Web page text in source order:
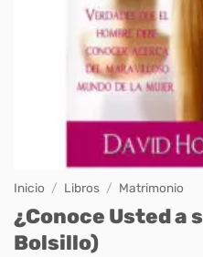
Inicio / Libros / Matrimonio
¿Conoce Usted a
Bolsillo)